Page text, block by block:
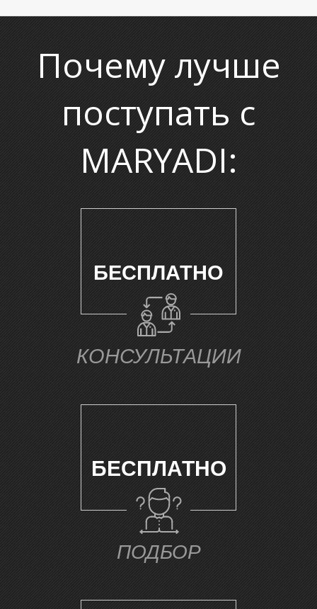
О
Ч
Почему лучше
поступать с
MARYADI:
БЕСПЛАТНО
КОНСУЛЬТАЦИИ
БЕСПЛАТНО
ПОДБОР